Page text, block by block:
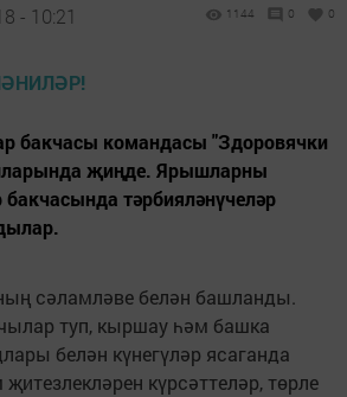
- 10:21 1144 0 0
бакчасы командасы "Здоровячки
җиңде. Ярышларны
тәрбияләнүчеләр
сәламләве белән башланды.
туп, кыршау һәм башка
белән күнегүләр ясаганда
күрсәттеләр, төрле